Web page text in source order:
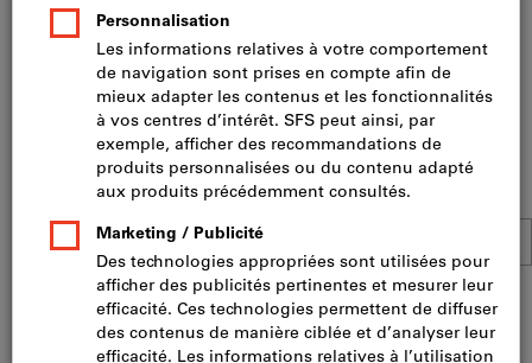
Nouveaux produits
Nouveau produit